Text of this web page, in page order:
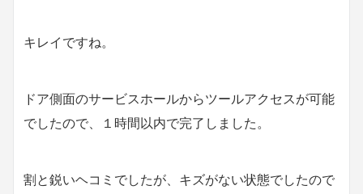
キレイですね。
ドア側面のサービスホールからツールアクセスが可能
でしたので、１時間以内で完了しました。
割と鋭いヘコミでしたが、キズがない状態でしたので